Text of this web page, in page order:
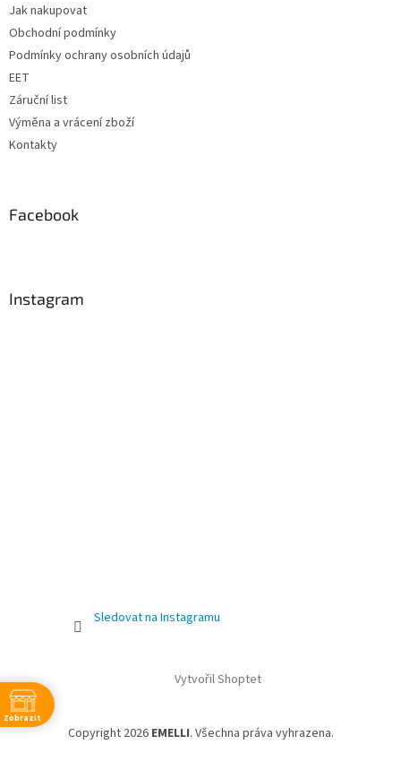
Jak nakupovat
Obchodní podmínky
Podmínky ochrany osobních údajů
EET
Záruční list
Výměna a vrácení zboží
Kontakty
Facebook
Instagram
Sledovat na Instagramu
Vytvořil Shoptet
Copyright 2026 EMELLI. Všechna práva vyhrazena.
Zobrazit